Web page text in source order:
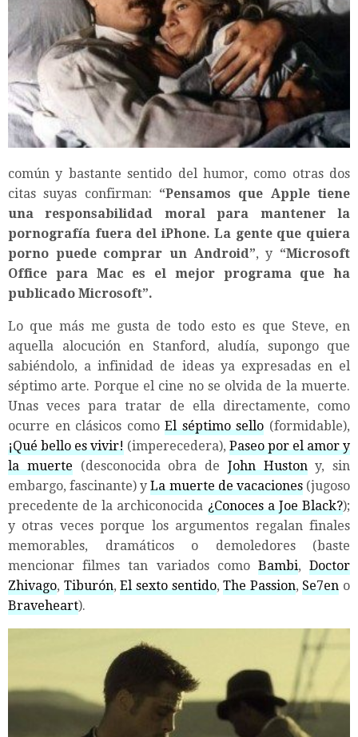
común y bastante sentido del humor, como otras dos
citas suyas confirman: “Pensamos que Apple tiene
unaresponsabilidad moral para mantener la
pornografía fuera del iPhone. La gente que quiera
porno puede comprar un Android”, y “Microsoft
Office para Mac es el mejor programa que ha
publicado Microsoft”.
Lo que más me gusta de todo esto es que Steve, en
aquella alocución en Stanford, aludía, supongo que
sabiéndolo, a infinidad de ideas ya expresadas en el
séptimo arte. Porque el cine no se olvida de la muerte.
Unas veces para tratar de ella directamente, como
ocurre en clásicos comoEl séptimo sello (formidable),
¡Qué bello es vivir! (imperecedera), Paseo por el amor y
la muerte (desconocida obra de John Huston y, sin
embargo, fascinante) yLa muerte de vacaciones(jugoso
precedente de la archiconocida ¿Conoces a Joe Black?);
y otras veces porque los argumentos regalan finales
memorables, dramáticos o demoledores (baste
mencionar filmes tan variados como Bambi,Doctor
Zhivago, Tiburón,El sexto sentido,The Passion, Se7en o
Braveheart).